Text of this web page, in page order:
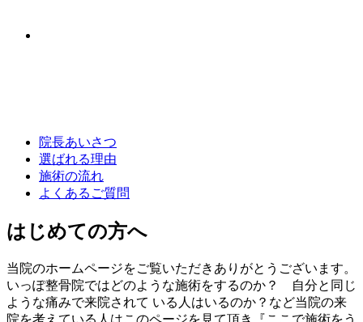
院長あいさつ
選ばれる理由
施術の流れ
よくあるご質問
はじめての方へ
当院のホームページをご覧いただきありがとうございます。
いっぽ整骨院ではどのような施術をするのか？ 自分と同じ
ような痛みで来院されて いる人はいるのか？など当院の来
院を考えている人はこのページを見て頂き『ここで施術をう